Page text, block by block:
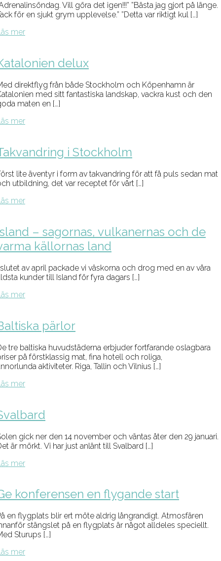
Vill göra det igen!!!” ”Bästa jag gjort på länge.
för en sjukt grym upplevelse.” ”Detta var riktigt kul […]
mer
delux
direktflyg från både Stockholm och Köpenhamn är
med sitt fantastiska landskap, vackra kust och den
maten en […]
mer
i Stockholm
lite äventyr i form av takvandring för att få puls sedan mat
utbildning, det var receptet för vårt […]
mer
– sagornas, vulkanernas och de
källornas land
av april packade vi väskorna och drog med en av våra
kunder till Island för fyra dagars […]
mer
pärlor
tre baltiska huvudstäderna erbjuder fortfarande oslagbara
på förstklassig mat, fina hotell och roliga,
aktiviteter. Riga, Tallin och Vilnius […]
mer
gick ner den 14 november och väntas åter den 29 januari.
är mörkt. Vi har just anlänt till Svalbard […]
mer
konferensen en flygande start
en flygplats blir ert möte aldrig långrandigt. Atmosfären
stängslet på en flygplats är något alldeles speciellt.
Sturups […]
mer